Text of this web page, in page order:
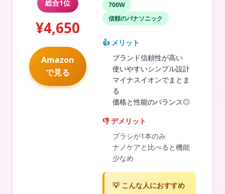
総合1位
¥4,650
Amazon
で見る
700W
信頼のパナソニック
👍 メリット
ブランド信頼性が高い
使いやすいシンプル設計
マイナスイオンでまとま
る
価格と性能のバランス◎
👎 デメリット
ブラシが1本のみ
ナノケアと比べると機能
少なめ
💡 こんな人におすすめ